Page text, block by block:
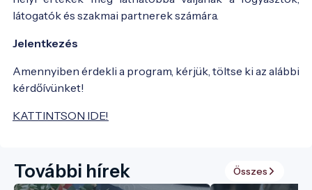
látogatók és szakmai partnerek számára.
Jelentkezés
Amennyiben érdekli a program, kérjük, töltse ki az alábbi
kérdőívünket!
KATTINTSON IDE!
További hírek Összes